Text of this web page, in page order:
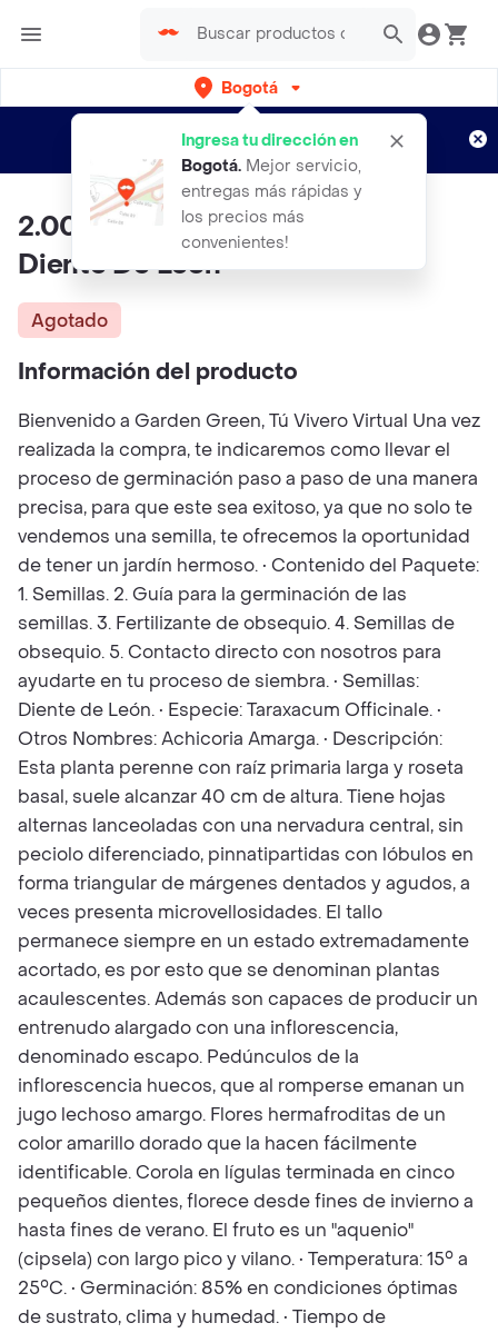
Bogotá
Ingresa tu dirección en
Bogotá. Mejor servicio,
entregas más rápidas y
los precios más
convenientes!
envíos gratis por semanas
Aplican TyC
2.000 Semillas Orgánicas De
Diente De León
Agotado
Información del producto
Bienvenido a Garden Green, Tú Vivero Virtual Una vez
realizada la compra, te indicaremos como llevar el
proceso de germinación paso a paso de una manera
precisa, para que este sea exitoso, ya que no solo te
vendemos una semilla, te ofrecemos la oportunidad
de tener un jardín hermoso. • Contenido del Paquete:
1. Semillas. 2. Guía para la germinación de las
semillas. 3. Fertilizante de obsequio. 4. Semillas de
obsequio. 5. Contacto directo con nosotros para
ayudarte en tu proceso de siembra. • Semillas:
Diente de León. • Especie: Taraxacum Officinale. •
Otros Nombres: Achicoria Amarga. • Descripción:
Esta planta perenne con raíz primaria larga y roseta
basal, suele alcanzar 40 cm de altura. Tiene hojas
alternas lanceoladas con una nervadura central, sin
peciolo diferenciado, pinnatipartidas con lóbulos en
forma triangular de márgenes dentados y agudos, a
veces presenta microvellosidades. El tallo
permanece siempre en un estado extremadamente
acortado, es por esto que se denominan plantas
acaulescentes. Además son capaces de producir un
entrenudo alargado con una inflorescencia,
denominado escapo. Pedúnculos de la
inflorescencia huecos, que al romperse emanan un
jugo lechoso amargo. Flores hermafroditas de un
color amarillo dorado que la hacen fácilmente
identificable. Corola en lígulas terminada en cinco
pequeños dientes, florece desde fines de invierno a
hasta fines de verano. El fruto es un "aquenio"
(cipsela) con largo pico y vilano. • Temperatura: 15° a
25°C. • Germinación: 85% en condiciones óptimas
de sustrato, clima y humedad. • Tiempo de